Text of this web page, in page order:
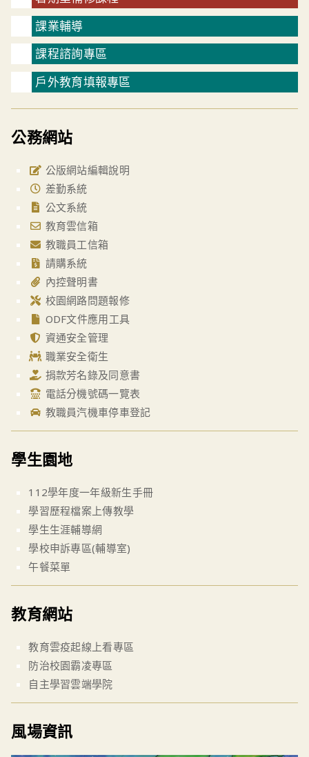
課業輔導
課程諮詢專區
戶外教育填報專區
公務網站
公版網站編輯說明
差勤系統
公文系統
教育雲信箱
教職員工信箱
請購系統
內控聲明書
校園網路問題報修
ODF文件應用工具
資通安全管理
職業安全衛生
捐款芳名錄及同意書
電話分機號碼一覽表
教職員汽機車停車登記
學生園地
112學年度一年級新生手冊
學習歷程檔案上傳教學
學生生涯輔導網
學校申訴專區(輔導室)
午餐菜單
教育網站
教育雲疫起線上看專區
防治校園霸凌專區
自主學習雲端學院
風場資訊